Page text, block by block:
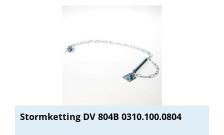
Stormketting DV 804B 0310.100.0804